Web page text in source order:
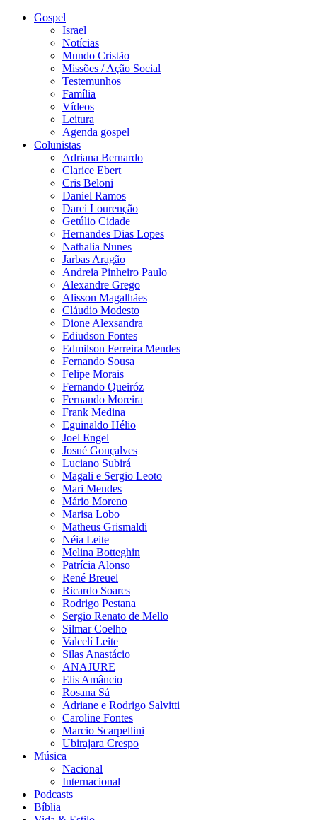
Gospel
Israel
Notícias
Mundo Cristão
Missões / Ação Social
Testemunhos
Família
Vídeos
Leitura
Agenda gospel
Colunistas
Adriana Bernardo
Clarice Ebert
Cris Beloni
Daniel Ramos
Darci Lourenção
Getúlio Cidade
Hernandes Dias Lopes
Nathalia Nunes
Jarbas Aragão
Andreia Pinheiro Paulo
Alexandre Grego
Alisson Magalhães
Cláudio Modesto
Dione Alexsandra
Ediudson Fontes
Edmilson Ferreira Mendes
Fernando Sousa
Felipe Morais
Fernando Queiróz
Fernando Moreira
Frank Medina
Eguinaldo Hélio
Joel Engel
Josué Gonçalves
Luciano Subirá
Magali e Sergio Leoto
Mari Mendes
Mário Moreno
Marisa Lobo
Matheus Grismaldi
Néia Leite
Melina Botteghin
Patrícia Alonso
René Breuel
Ricardo Soares
Rodrigo Pestana
Sergio Renato de Mello
Silmar Coelho
Valcelí Leite
Silas Anastácio
ANAJURE
Elis Amâncio
Rosana Sá
Adriane e Rodrigo Salvitti
Caroline Fontes
Marcio Scarpellini
Ubirajara Crespo
Música
Nacional
Internacional
Podcasts
Bíblia